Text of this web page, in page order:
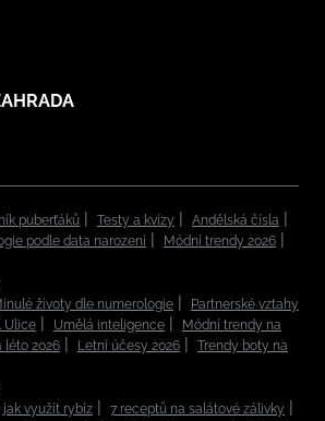
puberťáků Testy a kvízy
Andělská čísla
podle data narození
Módní trendy 2026
životy dle numerologie
Partnerské vztahy
Ulice Umělá inteligence
Módní trendy na
léto 2026 Letní účesy 2026
Trendy boty na
jak využít rybíz
7 receptů na salátové zálivky